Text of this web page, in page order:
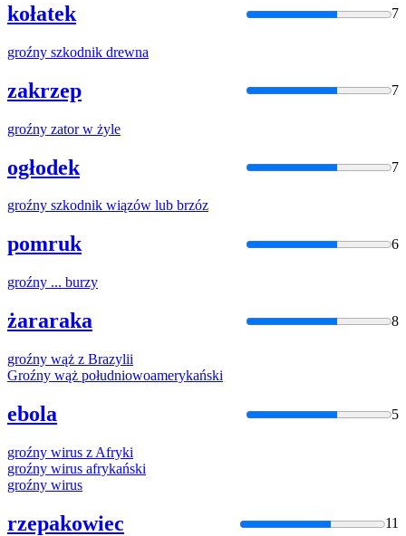
kołatek 7
groźny szkodnik drewna
zakrzep 7
groźny zator w żyle
ogłodek 7
groźny szkodnik wiązów lub brzóz
pomruk 6
groźny ... burzy
żararaka 8
groźny wąż z Brazylii
Groźny wąż południowoamerykański
ebola 5
groźny wirus z Afryki
groźny wirus afrykański
groźny wirus
rzepakowiec 11